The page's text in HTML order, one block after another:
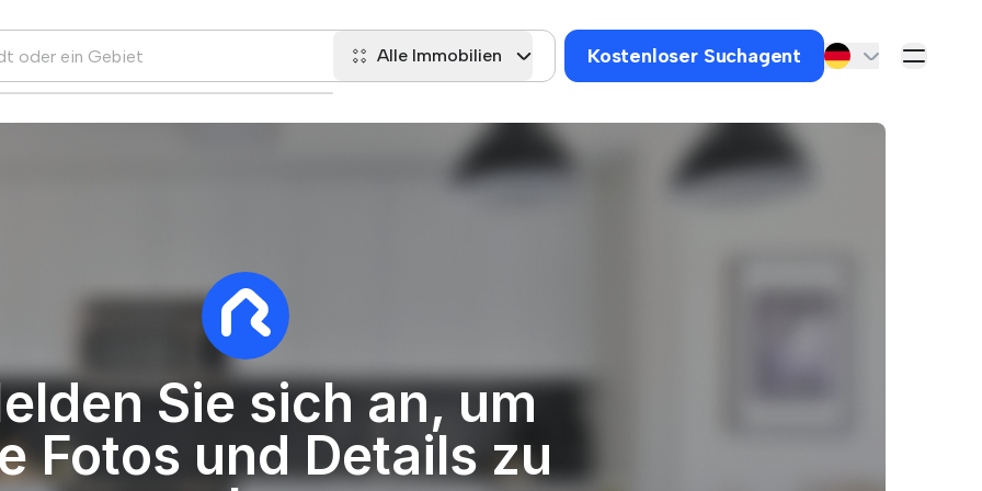
Alle Immobilien Kostenloser Suchagent
Sie sich an, um
Fotos und Details zu